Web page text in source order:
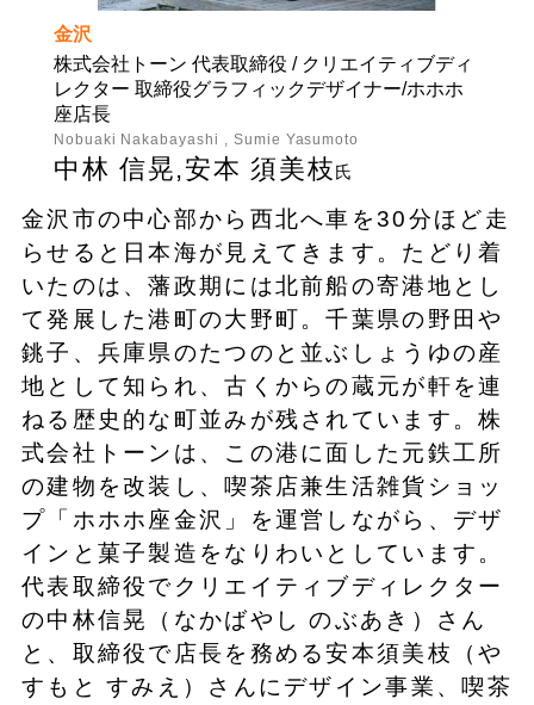
金沢
株式会社トーン 代表取締役 / クリエイティブディ
レクター 取締役グラフィックデザイナー/ホホホ
座店長
Nobuaki Nakabayashi , Sumie Yasumoto
中林 信晃,安本 須美枝氏
金沢市の中心部から西北へ車を30分ほど走
らせると日本海が見えてきます。たどり着
いたのは、藩政期には北前船の寄港地とし
て発展した港町の大野町。千葉県の野田や
銚子、兵庫県のたつのと並ぶしょうゆの産
地として知られ、古くからの蔵元が軒を連
ねる歴史的な町並みが残されています。株
式会社トーンは、この港に面した元鉄工所
の建物を改装し、喫茶店兼生活雑貨ショッ
プ「ホホホ座金沢」を運営しながら、デザ
インと菓子製造をなりわいとしています。
代表取締役でクリエイティブディレクター
の中林信晃（なかばやし のぶあき）さん
と、取締役で店長を務める安本須美枝（や
すもと すみえ）さんにデザイン事業、喫茶